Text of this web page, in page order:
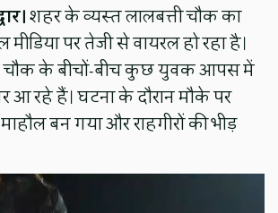
शहर के व्यस्त लालबत्ती चौक का
पर तेजी से वायरल हो रहा है।
चौक के बीचों-बीच कुछ युवक आपस में
आ रहे हैं। घटना के दौरान मौके पर
बन गया और राहगीरों की भीड़